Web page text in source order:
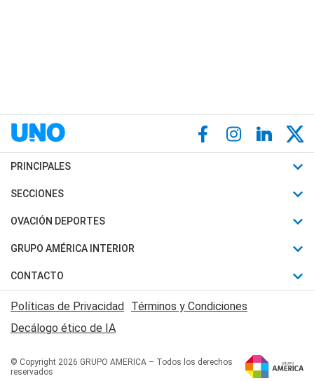
PRINCIPALES
Últimas Noticias
Política
Judiciales
Economia
SECCIONES
Horóscopo
Motores
Trucos caseros
Series y Películas
Edictos y Solicitadas
OVACIÓN DEPORTES
Fútbol
Mundial
Automovilismo
Rugby
Básquet
GRUPO AMÉRICA INTERIOR
Canal 7 en Vivo
San Juan 8
CONTACTO
Acerca de Nosotros
Contactanos
Políticas de Privacidad Términos y Condiciones
Decálogo ético de IA
© Copyright 2026 GRUPO AMERICA – Todos los derechos
reservados